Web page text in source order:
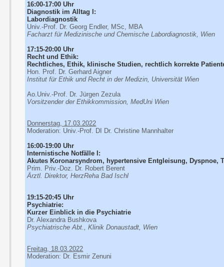
16:00-17:00 Uhr
Diagnostik im Alltag I:
Labordiagnostik
Univ.-Prof. Dr. Georg Endler, MSc, MBA
Facharzt für Medizinische und Chemische Labordiagnostik, Wien
17:15-20:00 Uhr
Recht und Ethik:
Rechtliches, Ethik, klinische Studien, rechtlich korrekte
Hon. Prof. Dr. Gerhard Aigner
Institut für Ethik und Recht in der Medizin, Universität Wien
Ao.Univ.-Prof. Dr. Jürgen Zezula
Vorsitzender der Ethikkommission, MedUni Wien
Donnerstag, 17.03.2022
Moderation: Univ.-Prof. DI Dr. Christine Mannhalter
16:00-19:00 Uhr
Internistische Notfälle I:
Akutes Koronarsyndrom, hypertensive Entgleisung, Dyspnoe,
Prim. Priv.-Doz. Dr. Robert Berent
Ärztl. Direktor, HerzReha Bad Ischl
19:15-20:45 Uhr
Psychiatrie:
Kurzer Einblick in die Psychiatrie
Dr. Alexandra Bushkova
Psychiatrische Abt., Klinik Donaustadt, Wien
Freitag, 18.03.2022
Moderation: Dr. Esmir Zenuni